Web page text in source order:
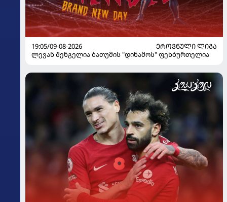
19:05/09-08-2026
ᲔᲠᲝᲕᲜᲣᲚᲘ ᲚᲘᲒᲐ
ლევან შენგელია ბათუმის "დინამოს" ფეხბურთელია